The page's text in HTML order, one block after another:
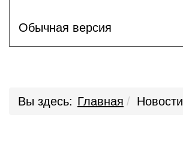
Обычная версия
Вы здесь: Главная Новости